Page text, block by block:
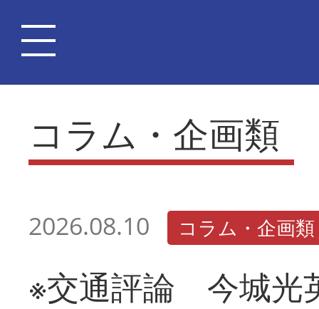
コラム・企画類
2026.08.10 コラム・企画類
※交通評論 今城光